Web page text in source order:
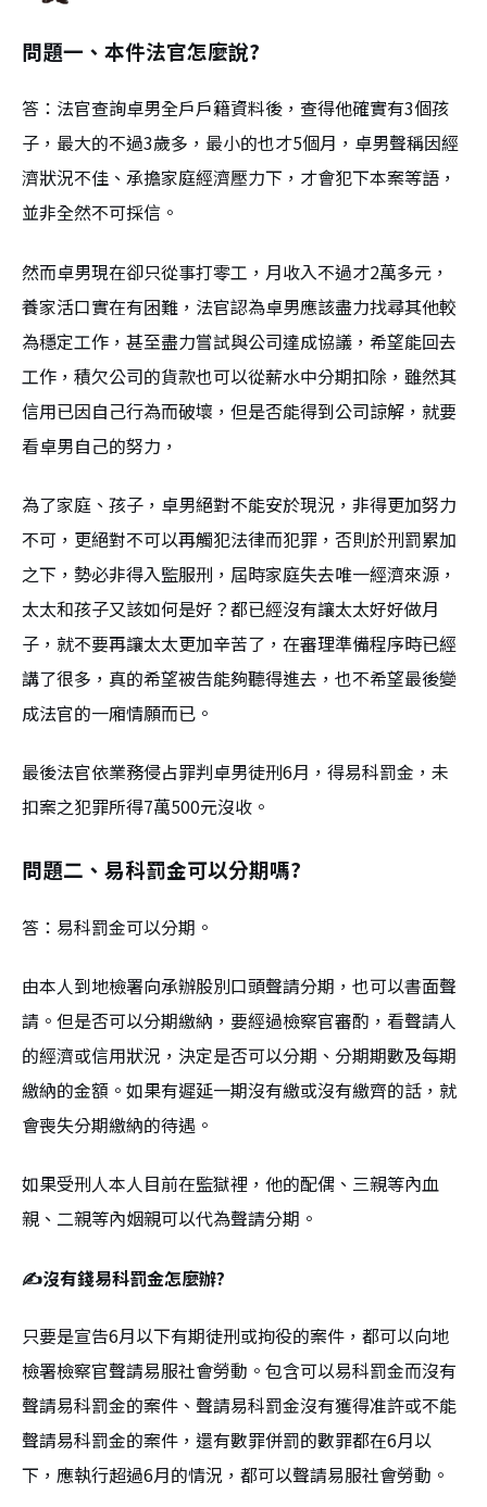
問題一、本件法官怎麼說?
答：法官查詢卓男全戶戶籍資料後，查得他確實有3個孩
子，最大的不過3歲多，最小的也才5個月，卓男聲稱因經
濟狀況不佳、承擔家庭經濟壓力下，才會犯下本案等語，
並非全然不可採信。
然而卓男現在卻只從事打零工，月收入不過才2萬多元，
養家活口實在有困難，法官認為卓男應該盡力找尋其他較
為穩定工作，甚至盡力嘗試與公司達成協議，希望能回去
工作，積欠公司的貨款也可以從薪水中分期扣除，雖然其
信用已因自己行為而破壞，但是否能得到公司諒解，就要
看卓男自己的努力，
為了家庭、孩子，卓男絕對不能安於現況，非得更加努力
不可，更絕對不可以再觸犯法律而犯罪，否則於刑罰累加
之下，勢必非得入監服刑，屆時家庭失去唯一經濟來源，
太太和孩子又該如何是好？都已經沒有讓太太好好做月
子，就不要再讓太太更加辛苦了，在審理準備程序時已經
講了很多，真的希望被告能夠聽得進去，也不希望最後變
成法官的一廂情願而已。
最後法官依業務侵占罪判卓男徒刑6月，得易科罰金，未
扣案之犯罪所得7萬500元沒收。
問題二、易科罰金可以分期嗎?
答：易科罰金可以分期。
由本人到地檢署向承辦股別口頭聲請分期，也可以書面聲
請。但是否可以分期繳納，要經過檢察官審酌，看聲請人
的經濟或信用狀況，決定是否可以分期、分期期數及每期
繳納的金額。如果有遲延一期沒有繳或沒有繳齊的話，就
會喪失分期繳納的待遇。
如果受刑人本人目前在監獄裡，他的配偶、三親等內血
親、二親等內姻親可以代為聲請分期。
✍沒有錢易科罰金怎麼辦?
只要是宣告6月以下有期徒刑或拘役的案件，都可以向地
檢署檢察官聲請易服社會勞動。包含可以易科罰金而沒有
聲請易科罰金的案件、聲請易科罰金沒有獲得准許或不能
聲請易科罰金的案件，還有數罪併罰的數罪都在6月以
下，應執行超過6月的情況，都可以聲請易服社會勞動。